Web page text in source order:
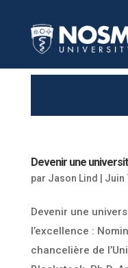
Devenir une
par Jason Lind Juin
Devenir une
l’excellence :
chancelière de